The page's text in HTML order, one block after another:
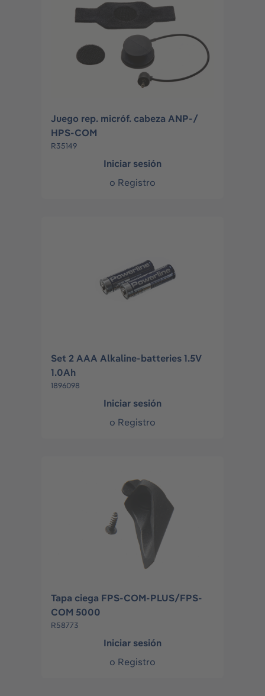
Juego rep. micróf. cabeza ANP-/
HPS-COM
R35149
Iniciar sesión
o Registro
Set 2 AAA Alkaline-batteries 1.5V
1.0Ah
1896098
Iniciar sesión
o Registro
Tapa ciega FPS-COM-PLUS/FPS-
COM 5000
R58773
Iniciar sesión
o Registro